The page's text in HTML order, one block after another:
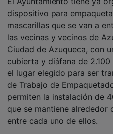
dispositivo para
mascarillas que se van a
las vecinas y vecinos de
Ciudad de Azuqueca, con
cubierta y diáfana de 2.100
el lugar elegido para ser
de Trabajo de
permiten la instalación de
que se mantiene alrededor
entre cada uno de ellos.